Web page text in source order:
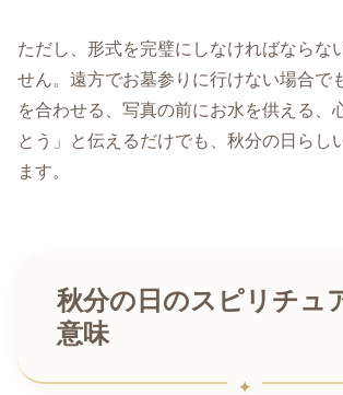
ただし、形式を完璧にしなければならな
せん。遠方でお墓参りに行けない場合で
を合わせる、写真の前にお水を供える、
とう」と伝えるだけでも、秋分の日らし
ます。
秋分の日のスピリチュ
意味